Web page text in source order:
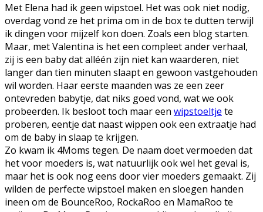
Met Elena had ik geen wipstoel. Het was ook niet nodig,
overdag vond ze het prima om in de box te dutten terwijl
ik dingen voor mijzelf kon doen. Zoals een blog starten.
Maar, met Valentina is het een compleet ander verhaal,
zij is een baby dat alléén zijn niet kan waarderen, niet
langer dan tien minuten slaapt en gewoon vastgehouden
wil worden. Haar eerste maanden was ze een zeer
ontevreden babytje, dat niks goed vond, wat we ook
probeerden. Ik besloot toch maar een wipstoeltje te
proberen, eentje dat naast wippen ook een extraatje had
om de baby in slaap te krijgen.
Zo kwam ik 4Moms tegen. De naam doet vermoeden dat
het voor moeders is, wat natuurlijk ook wel het geval is,
maar het is ook nog eens door vier moeders gemaakt. Zij
wilden de perfecte wipstoel maken en sloegen handen
ineen om de BounceRoo, RockaRoo en MamaRoo te